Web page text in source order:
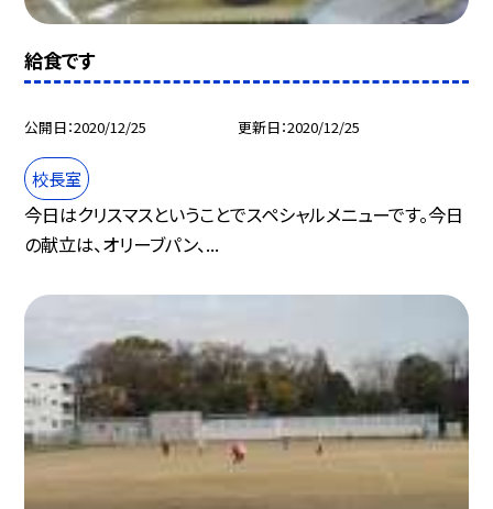
給食です
公開日 2020/12/25 更新日 2020/12/25
校長室
今日はクリスマスということでスペシャルメニューです。今日
の献立は、オリーブパン、...